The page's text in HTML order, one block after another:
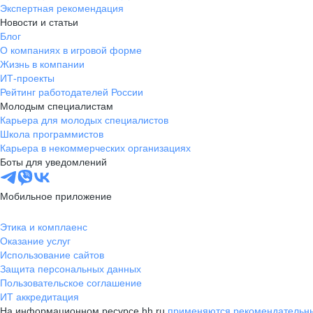
Экспертная рекомендация
Новости и статьи
Блог
О компаниях в игровой форме
Жизнь в компании
ИТ-проекты
Рейтинг работодателей России
Молодым специалистам
Карьера для молодых специалистов
Школа программистов
Карьера в некоммерческих организациях
Боты для уведомлений
Мобильное приложение
Этика и комплаенс
Оказание услуг
Использование сайтов
Защита персональных данных
Пользовательское соглашение
ИТ аккредитация